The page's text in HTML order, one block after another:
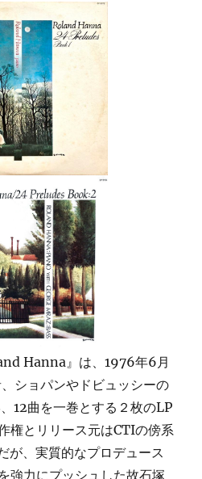
Hanna』は、1976年6月
ショパンやドビュッシーの
12曲を一巻とする２枚のLP
権とリリース元はCTIの傍系
、実質的なプロデュース
強力にプッシュした故石塚